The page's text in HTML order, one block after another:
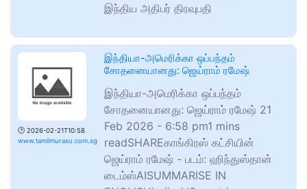
இந்திய அதிபர் திரவுபதி
🕑 2026-02-21T10:58
www.tamilmurasu.com.sg
இந்தியா-அமெரிக்கா ஒப்பந்தம்
சோதனையானது: ஜெய்ராம் ரமேஷ்
இந்தியா-அமெரிக்கா ஒப்பந்தம்
சோதனையானது: ஜெய்ராம் ரமேஷ் 21
Feb 2026 - 6:58 pm1 mins
readSHAREகாங்கிரஸ் கட்சியின்
ஜெய்ராம் ரமேஷ் - படம்: ஹிந்துஸ்தான்
டைம்ஸ்AISUMMARISE IN